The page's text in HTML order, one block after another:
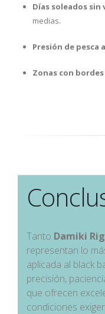
Días soleados sin
medias.
Presión de pesca
Zonas con
Tanto Damiki Rig
representan lo
aplicada al black
precisión,
que ofrecen
condiciones